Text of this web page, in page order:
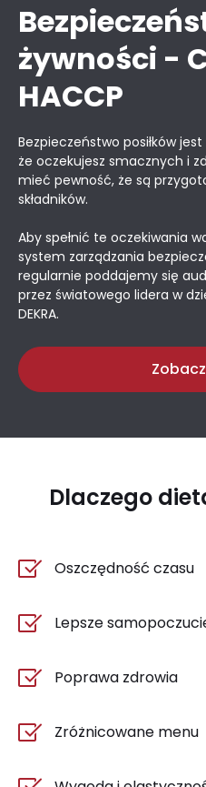
żywności -
HACCP
Bezpieczeństwo posiłków
że oczekujesz smacznych i
mieć pewność, że są
składników.
Aby spełnić te oczekiwania
system zarządzania
regularnie poddajemy się
przez światowego lidera w
DEKRA.
Dlaczego
Oszczędność czasu
Lepsze
Poprawa zdrowia
Zróżnicowane menu